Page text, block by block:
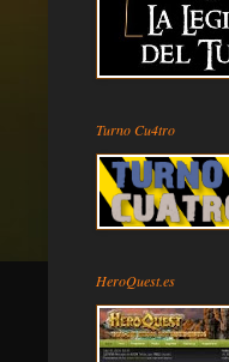
Turno Cu4tro
HeroQuest.es